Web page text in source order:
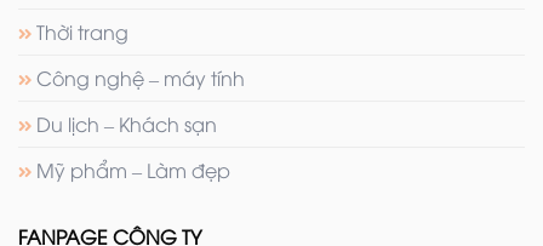
Thời trang
Công nghệ – máy tính
Du lịch – Khách sạn
Mỹ phẩm – Làm đẹp
FANPAGE CÔNG TY